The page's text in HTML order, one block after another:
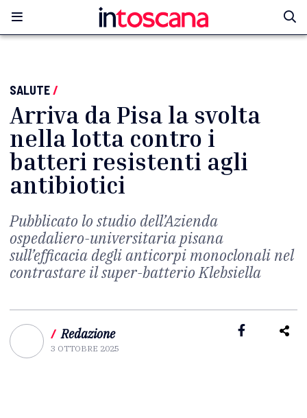
SALUTE/
Arriva da Pisa la svolta
nella lotta contro i
batteri resistenti agli
antibiotici
Pubblicato lo studio dell’Azienda
ospedaliero-universitaria pisana
sull’efficacia degli anticorpi monoclonali nel
contrastare il super-batterio Klebsiella
/ Redazione
3 OTTOBRE 2025